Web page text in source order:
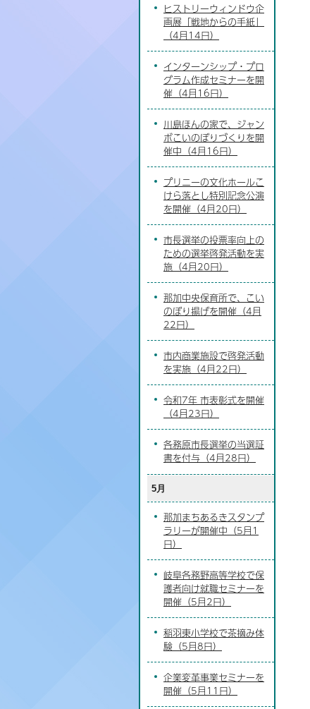
ヒストリーウィンドウ企
画展「戦地からの手紙」
（4月14日）
インターンシップ・プロ
グラム作成セミナーを開
催（4月16日）
川島ほんの家で、ジャン
ボこいのぼりづくりを開
催中（4月16日）
プリニーの文化ホールこ
けら落とし特別記念公演
を開催（4月20日）
市長選挙の投票率向上の
ための選挙啓発活動を実
施（4月20日）
那加中央保育所で、こい
のぼり揚げを開催（4月
22日）
市内商業施設で啓発活動
を実施（4月22日）
令和7年 市表彰式を開催
（4月23日）
各務原市長選挙の当選証
書を付与（4月28日）
5月
那加まちあるきスタンプ
ラリーが開催中（5月1
日）
岐阜各務野高等学校で保
護者向け就職セミナーを
開催（5月2日）
稲羽東小学校で茶摘み体
験（5月8日）
企業変革事業セミナーを
開催（5月11日）